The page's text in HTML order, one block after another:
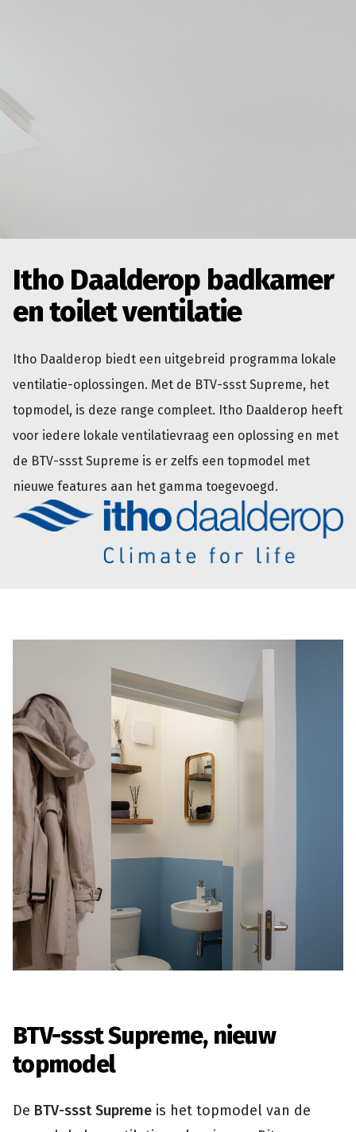
Itho Daalderop badkamer
en toilet ventilatie
Itho Daalderop biedt een uitgebreid programma lokale
ventilatie-oplossingen. Met de BTV-ssst Supreme, het
topmodel, is deze range compleet. Itho Daalderop heeft
voor iedere lokale ventilatievraag een oplossing en met
de BTV-ssst Supreme is er zelfs een topmodel met
nieuwe features aan het gamma toegevoegd.
BTV-ssst Supreme, nieuw
topmodel
De BTV-ssst Supreme is het topmodel van de